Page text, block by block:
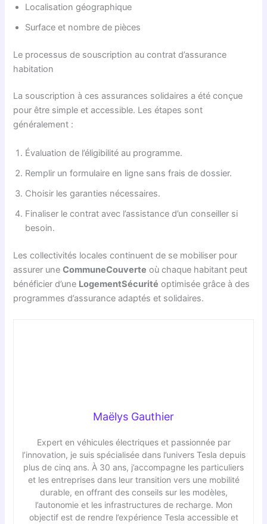
Localisation géographique
Surface et nombre de pièces
Le processus de souscription au contrat d’assurance
habitation
La souscription à ces assurances solidaires a été conçue
pour être simple et accessible. Les étapes sont
généralement :
Évaluation de l’éligibilité au programme.
Remplir un formulaire en ligne sans frais de dossier.
Choisir les garanties nécessaires.
Finaliser le contrat avec l’assistance d’un conseiller si
besoin.
Les collectivités locales continuent de se mobiliser pour
assurer uneCommuneCouverte où chaque habitant peut
bénéficier d’une LogementSécurité optimisée grâce à des
programmes d’assurance adaptés et solidaires.
Maëlys Gauthier
Expert en véhicules électriques et passionnée par
l’innovation, je suis spécialisée dans l’univers Tesla depuis
plus de cinq ans. À 30 ans, j’accompagne les particuliers
et les entreprises dans leur transition vers une mobilité
durable, en offrant des conseils sur les modèles,
l’autonomie et les infrastructures de recharge. Mon
objectif est de rendre l’expérience Tesla accessible et